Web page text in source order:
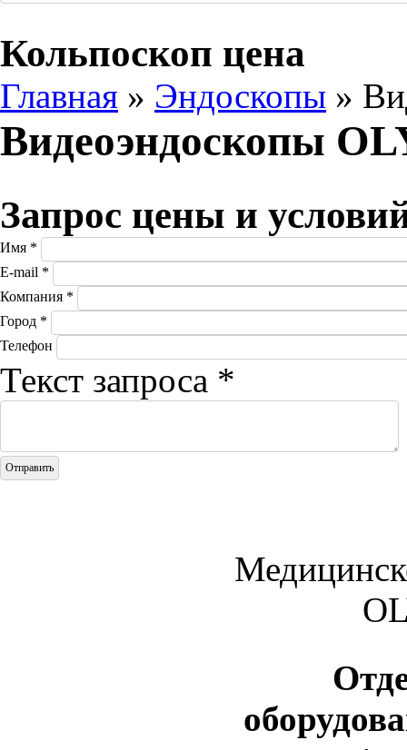
Кольпоскоп цена
Главная » Эндоскопы »
Видеоэндоскопы
Запрос цены и
Имя *
E-mail *
Компания *
Город *
Телефон
Текст запроса *